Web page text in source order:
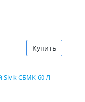
Купить